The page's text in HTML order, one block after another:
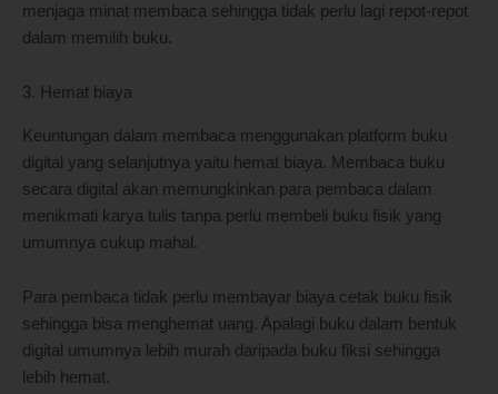
menjaga minat membaca sehingga tidak perlu lagi repot-repot
dalam memilih buku.
3. Hemat biaya
Keuntungan dalam membaca menggunakan platform buku
digital yang selanjutnya yaitu hemat biaya. Membaca buku
secara digital akan memungkinkan para pembaca dalam
menikmati karya tulis tanpa perlu membeli buku fisik yang
umumnya cukup mahal.
Para pembaca tidak perlu membayar biaya cetak buku fisik
sehingga bisa menghemat uang. Apalagi buku dalam bentuk
digital umumnya lebih murah daripada buku fiksi sehingga
lebih hemat.